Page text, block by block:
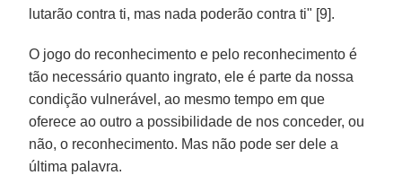
lutarão contra ti, mas nada poderão contra ti" [9].
O jogo do reconhecimento e pelo reconhecimento é
tão necessário quanto ingrato, ele é parte da nossa
condição vulnerável, ao mesmo tempo em que
oferece ao outro a possibilidade de nos conceder, ou
não, o reconhecimento. Mas não pode ser dele a
última palavra.